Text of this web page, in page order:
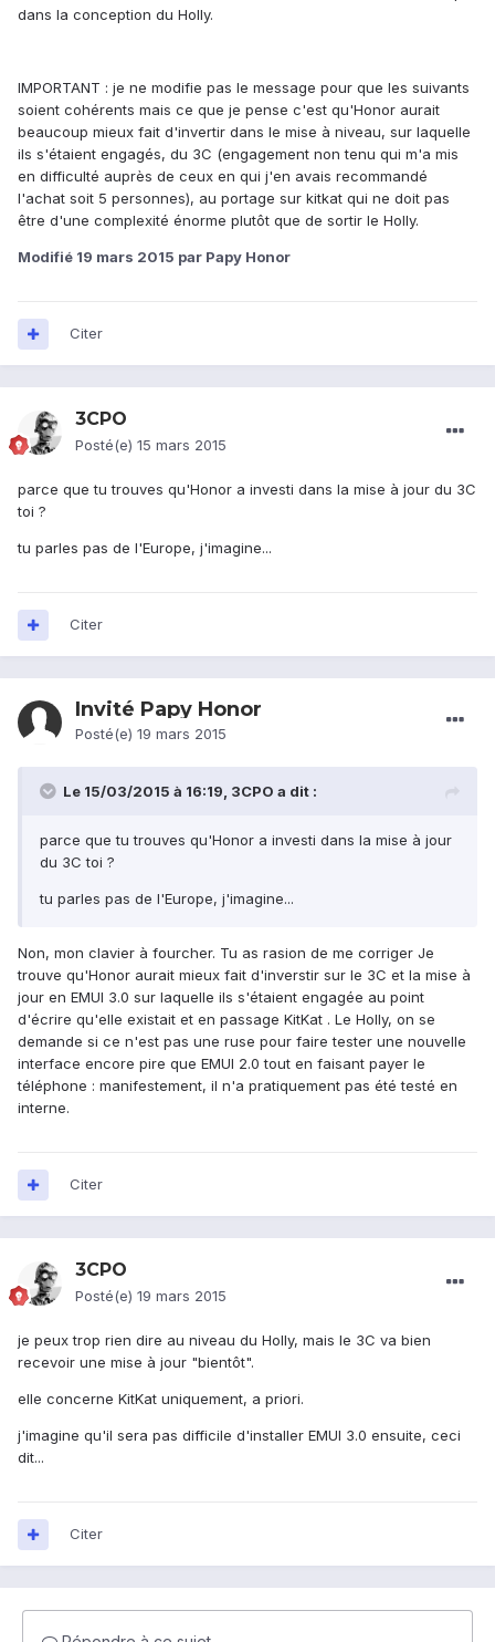
dans la conception du Holly.
IMPORTANT : je ne modifie pas le message pour que les suivants
soient cohérents mais ce que je pense c'est qu'Honor aurait
beaucoup mieux fait d'invertir dans le mise à niveau, sur laquelle
ils s'étaient engagés, du 3C (engagement non tenu qui m'a mis
en difficulté auprès de ceux en qui j'en avais recommandé
l'achat soit 5 personnes), au portage sur kitkat qui ne doit pas
être d'une complexité énorme plutôt que de sortir le Holly.
Modifié 19 mars 2015 par Papy Honor
Citer
3CPO
Posté(e) 15 mars 2015
parce que tu trouves qu'Honor a investi dans la mise à jour du 3C
toi ?
tu parles pas de l'Europe, j'imagine...
Citer
Invité Papy Honor
Posté(e) 19 mars 2015
Le 15/03/2015 à 16:19, 3CPO a dit :
parce que tu trouves qu'Honor a investi dans la mise à jour
du 3C toi ?
tu parles pas de l'Europe, j'imagine...
Non, mon clavier à fourcher. Tu as rasion de me corriger Je
trouve qu'Honor aurait mieux fait d'inverstir sur le 3C et la mise à
jour en EMUI 3.0 sur laquelle ils s'étaient engagée au point
d'écrire qu'elle existait et en passage KitKat . Le Holly, on se
demande si ce n'est pas une ruse pour faire tester une nouvelle
interface encore pire que EMUI 2.0 tout en faisant payer le
téléphone : manifestement, il n'a pratiquement pas été testé en
interne.
Citer
3CPO
Posté(e) 19 mars 2015
je peux trop rien dire au niveau du Holly, mais le 3C va bien
recevoir une mise à jour "bientôt".
elle concerne KitKat uniquement, a priori.
j'imagine qu'il sera pas difficile d'installer EMUI 3.0 ensuite, ceci
dit...
Citer